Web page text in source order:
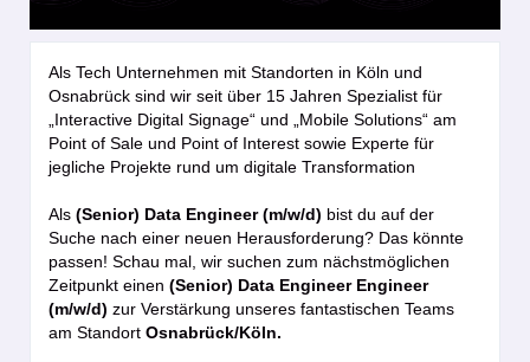
Als Tech Unternehmen mit Standorten in Köln und
Osnabrück sind wir seit über 15 Jahren Spezialist für
„Interactive Digital Signage“ und „Mobile Solutions“ am
Point of Sale und Point of Interest sowie Experte für
jegliche Projekte rund um digitale Transformation
Als (Senior) Data Engineer (m/w/d) bist du auf der
Suche nach einer neuen Herausforderung? Das könnte
passen! Schau mal, wir suchen zum nächstmöglichen
Zeitpunkt einen (Senior) Data Engineer Engineer
(m/w/d) zur Verstärkung unseres fantastischen Teams
am Standort Osnabrück/Köln.